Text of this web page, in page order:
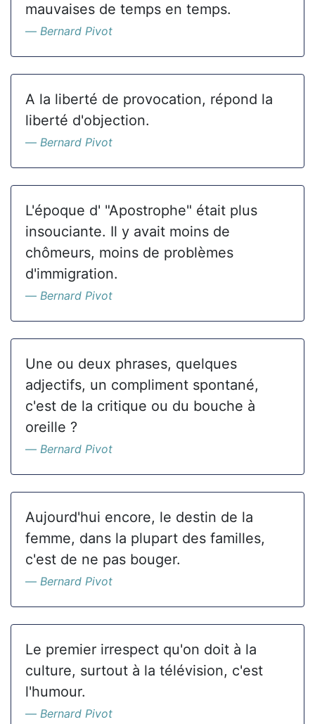
mauvaises de temps en temps.
Bernard Pivot
A la liberté de provocation, répond la
liberté d'objection.
Bernard Pivot
L'époque d' "Apostrophe" était plus
insouciante. Il y avait moins de
chômeurs, moins de problèmes
d'immigration.
Bernard Pivot
Une ou deux phrases, quelques
adjectifs, un compliment spontané,
c'est de la critique ou du bouche à
oreille ?
Bernard Pivot
Aujourd'hui encore, le destin de la
femme, dans la plupart des familles,
c'est de ne pas bouger.
Bernard Pivot
Le premier irrespect qu'on doit à la
culture, surtout à la télévision, c'est
l'humour.
Bernard Pivot